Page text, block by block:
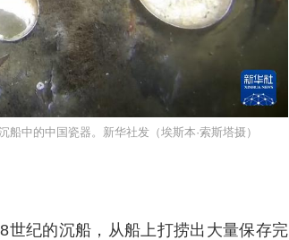
中的中国瓷器。新华社发（埃斯本·索斯塔摄）
纪的沉船，从船上打捞出大量保存完